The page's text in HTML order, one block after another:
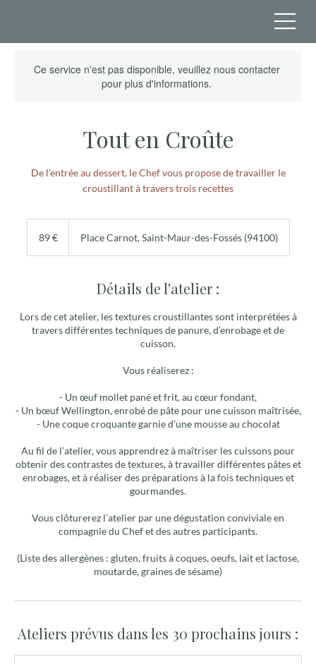
Ce service n'est pas disponible, veuillez nous contacter
pour plus d'informations.
Tout en Croûte
De l'entrée au dessert, le Chef vous propose de travailler le
croustillant à travers trois recettes
89 € Place Carnot, Saint-Maur-des-Fossés (94100)
Détails de l'atelier :
Lors de cet atelier, les textures croustillantes sont interprétées à
travers différentes techniques de panure, d’enrobage et de
cuisson.
Vous réaliserez :
- Un œuf mollet pané et frit, au cœur fondant,
- Un bœuf Wellington, enrobé de pâte pour une cuisson maîtrisée,
- Une coque croquante garnie d’une mousse au chocolat
Au fil de l’atelier, vous apprendrez à maîtriser les cuissons pour
obtenir des contrastes de textures, à travailler différentes pâtes et
enrobages, et à réaliser des préparations à la fois techniques et
gourmandes.
Vous clôturerez l’atelier par une dégustation conviviale en
compagnie du Chef et des autres participants.
(Liste des allergènes : gluten, fruits à coques, oeufs, lait et lactose,
moutarde, graines de sésame)
Ateliers prévus dans les 30 prochains jours :